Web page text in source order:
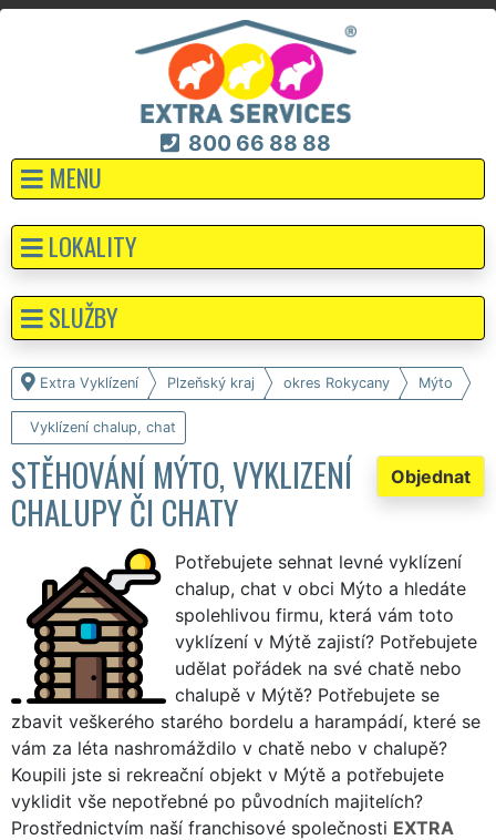
800 66 88 88
MENU
Extra Vyklízení Plzeňský kraj okres Rokycany Mýto
Vyklízení chalup, chat
Objednat
STĚHOVÁNÍ MÝTO, VYKLIZENÍ
CHALUPY ČI CHATY
Potřebujete sehnat levné vyklízení
chalup, chat v obci Mýto a hledáte
spolehlivou firmu, která vám toto
vyklízení v Mýtě zajistí? Potřebujete
udělat pořádek na své chatě nebo
chalupě v Mýtě? Potřebujete se
zbavit veškerého starého bordelu a harampádí, které se
vám za léta nashromáždilo v chatě nebo v chalupě?
Koupili jste si rekreační objekt v Mýtě a potřebujete
vyklidit vše nepotřebné po původních majitelích?
Prostřednictvím naší franchisové společnosti EXTRA
LOKALITY
SLUŽBY